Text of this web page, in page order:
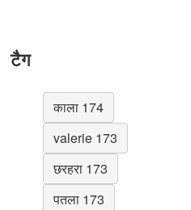
टैग
काला 174
valerie 173
छरहरा 173
पतला 173